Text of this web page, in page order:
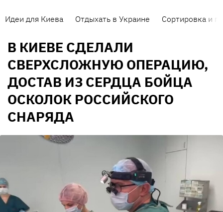
Идеи для Киева Отдыхать в Украине Сортировка и
В КИЕВЕ СДЕЛАЛИ
СВЕРХСЛОЖНУЮ ОПЕРАЦИЮ,
ДОСТАВ ИЗ СЕРДЦА БОЙЦА
ОСКОЛОК РОССИЙСКОГО
СНАРЯДА